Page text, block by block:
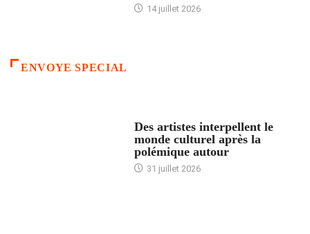
14 juillet 2026
ENVOYE SPECIAL
Des artistes interpellent le
monde culturel après la
polémique autour
31 juillet 2026